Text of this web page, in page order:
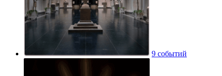
9 событий